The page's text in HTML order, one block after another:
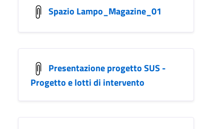
Spazio Lampo_Magazine_01
Presentazione progetto SUS -
Progetto e lotti di intervento